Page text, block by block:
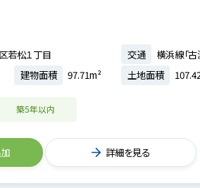
若松１丁目 交通
横浜線「
建物面積 97.71m² 土地面積
築5年以内
詳細を見る